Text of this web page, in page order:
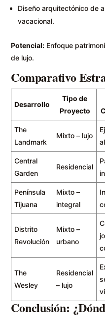
Diseño arquitectónico de
vacacional.
Potencial: Enfoque
de lujo.
Comparativo
Desarrollo
Tipo de
Proyecto
The
Landmark
Mixto – lujo
Central
Garden
Residencial
Península
Tijuana
Mixto –
integral
Distrito
Revolución
Mixto –
urbano
The
Wesley
Residencial
– lujo
Conclusión: